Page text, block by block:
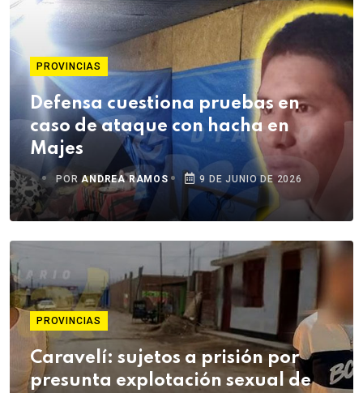
PROVINCIAS
Defensa cuestiona pruebas en
caso de ataque con hacha en
Majes
PORANDREA RAMOS 9 DE JUNIO DE 2026
PROVINCIAS
Caravelí: sujetos a prisión por
presunta explotación sexual de